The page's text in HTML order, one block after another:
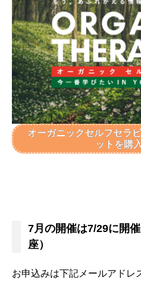
オーガニックセルフセラ
ットを購
7月の開催は7/29に開
座）
お申込みは下記メールアドレ